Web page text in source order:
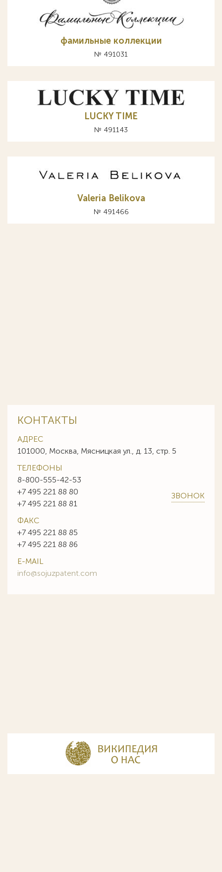
фамильные коллекции
№ 491031
LUCKY TIME
№ 491143
Valeria Belikova
№ 491466
КОНТАКТЫ
АДРЕС
101000, Москва, Мясницкая ул., д. 13, стр. 5
ТЕЛЕФОНЫ
8-800-555-42-53
+7 495 221 88 80
+7 495 221 88 81
ЗВОНОК
ФАКС
+7 495 221 88 85
+7 495 221 88 86
E-MAIL
info@sojuzpatent.com